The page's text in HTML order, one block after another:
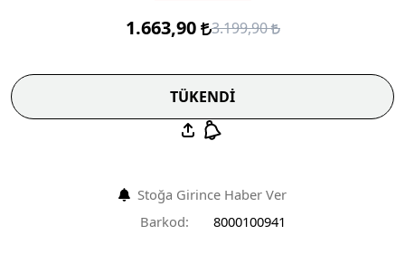
1.663,90 3.199,90
TÜKENDİ
Stoğa Girince Haber Ver
Barkod:
8000100941